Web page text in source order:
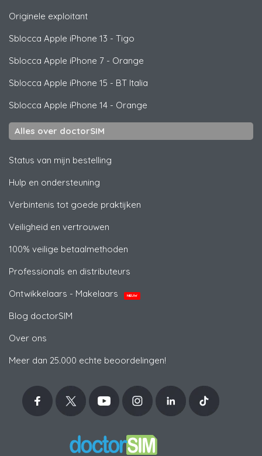
Originele exploitant
Sblocca Apple iPhone 13 - Tigo
Sblocca Apple iPhone 7 - Orange
Sblocca Apple iPhone 15 - BT Italia
Sblocca Apple iPhone 14 - Orange
Alles over doctorSIM
Status van mijn bestelling
Hulp en ondersteuning
Verbintenis tot goede praktijken
Veiligheid en vertrouwen
100% veilige betaalmethoden
Professionals en distributeurs
Ontwikkelaars - Makelaars
NIEUW
Blog doctorSIM
Over ons
Meer dan 25.000 echte beoordelingen!